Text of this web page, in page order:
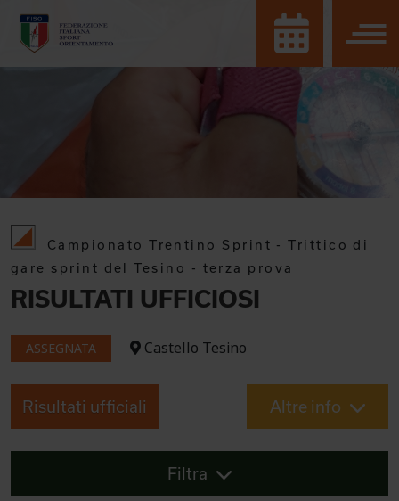
Campionato Trentino Sprint - Trittico di
gare sprint del Tesino - terza prova
RISULTATI UFFICIOSI
ASSEGNATA Castello Tesino
Risultati ufficiali Altre info
Filtra